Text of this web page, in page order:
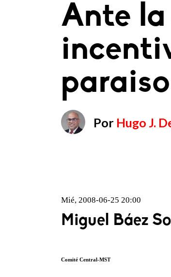
Ante
paraiso
Por Hugo J.
Mié, 2008-06-25 20:00
Miguel Báez
Comité Central-MST